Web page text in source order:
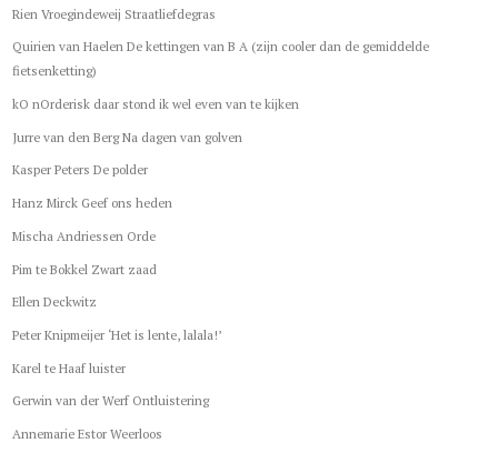
Rien Vroegindeweij Straatliefdegras
Quirien van Haelen De kettingen van B A (zijn cooler dan de gemiddelde
fietsenketting)
kO nOrderisk daar stond ik wel even van te kijken
Jurre van den Berg Na dagen van golven
Kasper Peters De polder
Hanz Mirck Geef ons heden
Mischa Andriessen Orde
Pim te Bokkel Zwart zaad
Ellen Deckwitz
Peter Knipmeijer ‘Het is lente, lalala!’
Karel te Haaf luister
Gerwin van der Werf Ontluistering
Annemarie Estor Weerloos